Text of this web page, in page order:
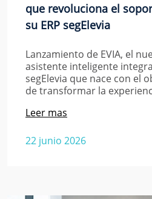
que revoluciona el
su ERP segElevia
Lanzamiento de EVIA, el
asistente inteligente
segElevia que nace con el
de transformar la
22 junio 2026
Leer mas